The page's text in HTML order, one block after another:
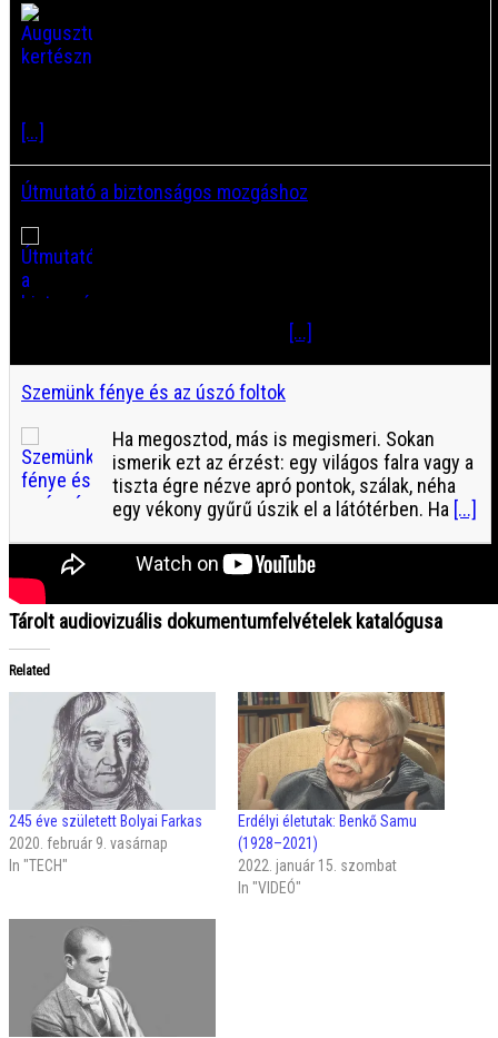
Related
245 éve született Bolyai Farkas
2020. február 9. vasárnap
In "TECH"
Erdélyi életutak: Benkő Samu
(1928–2021)
2022. január 15. szombat
In "VIDEÓ"
[...]
Útmutató a biztonságos mozgáshoz
[...]
Szemünk fénye és az úszó foltok
Ha megosztod, más is megismeri. Sokan
ismerik ezt az érzést: egy világos falra vagy a
tiszta égre nézve apró pontok, szálak, néha
egy vékony gyűrű úszik el a látótérben. Ha [...]
Archív videótár kutatóknak
Tárolt audiovizuális dokumentumfelvételek katalógusa